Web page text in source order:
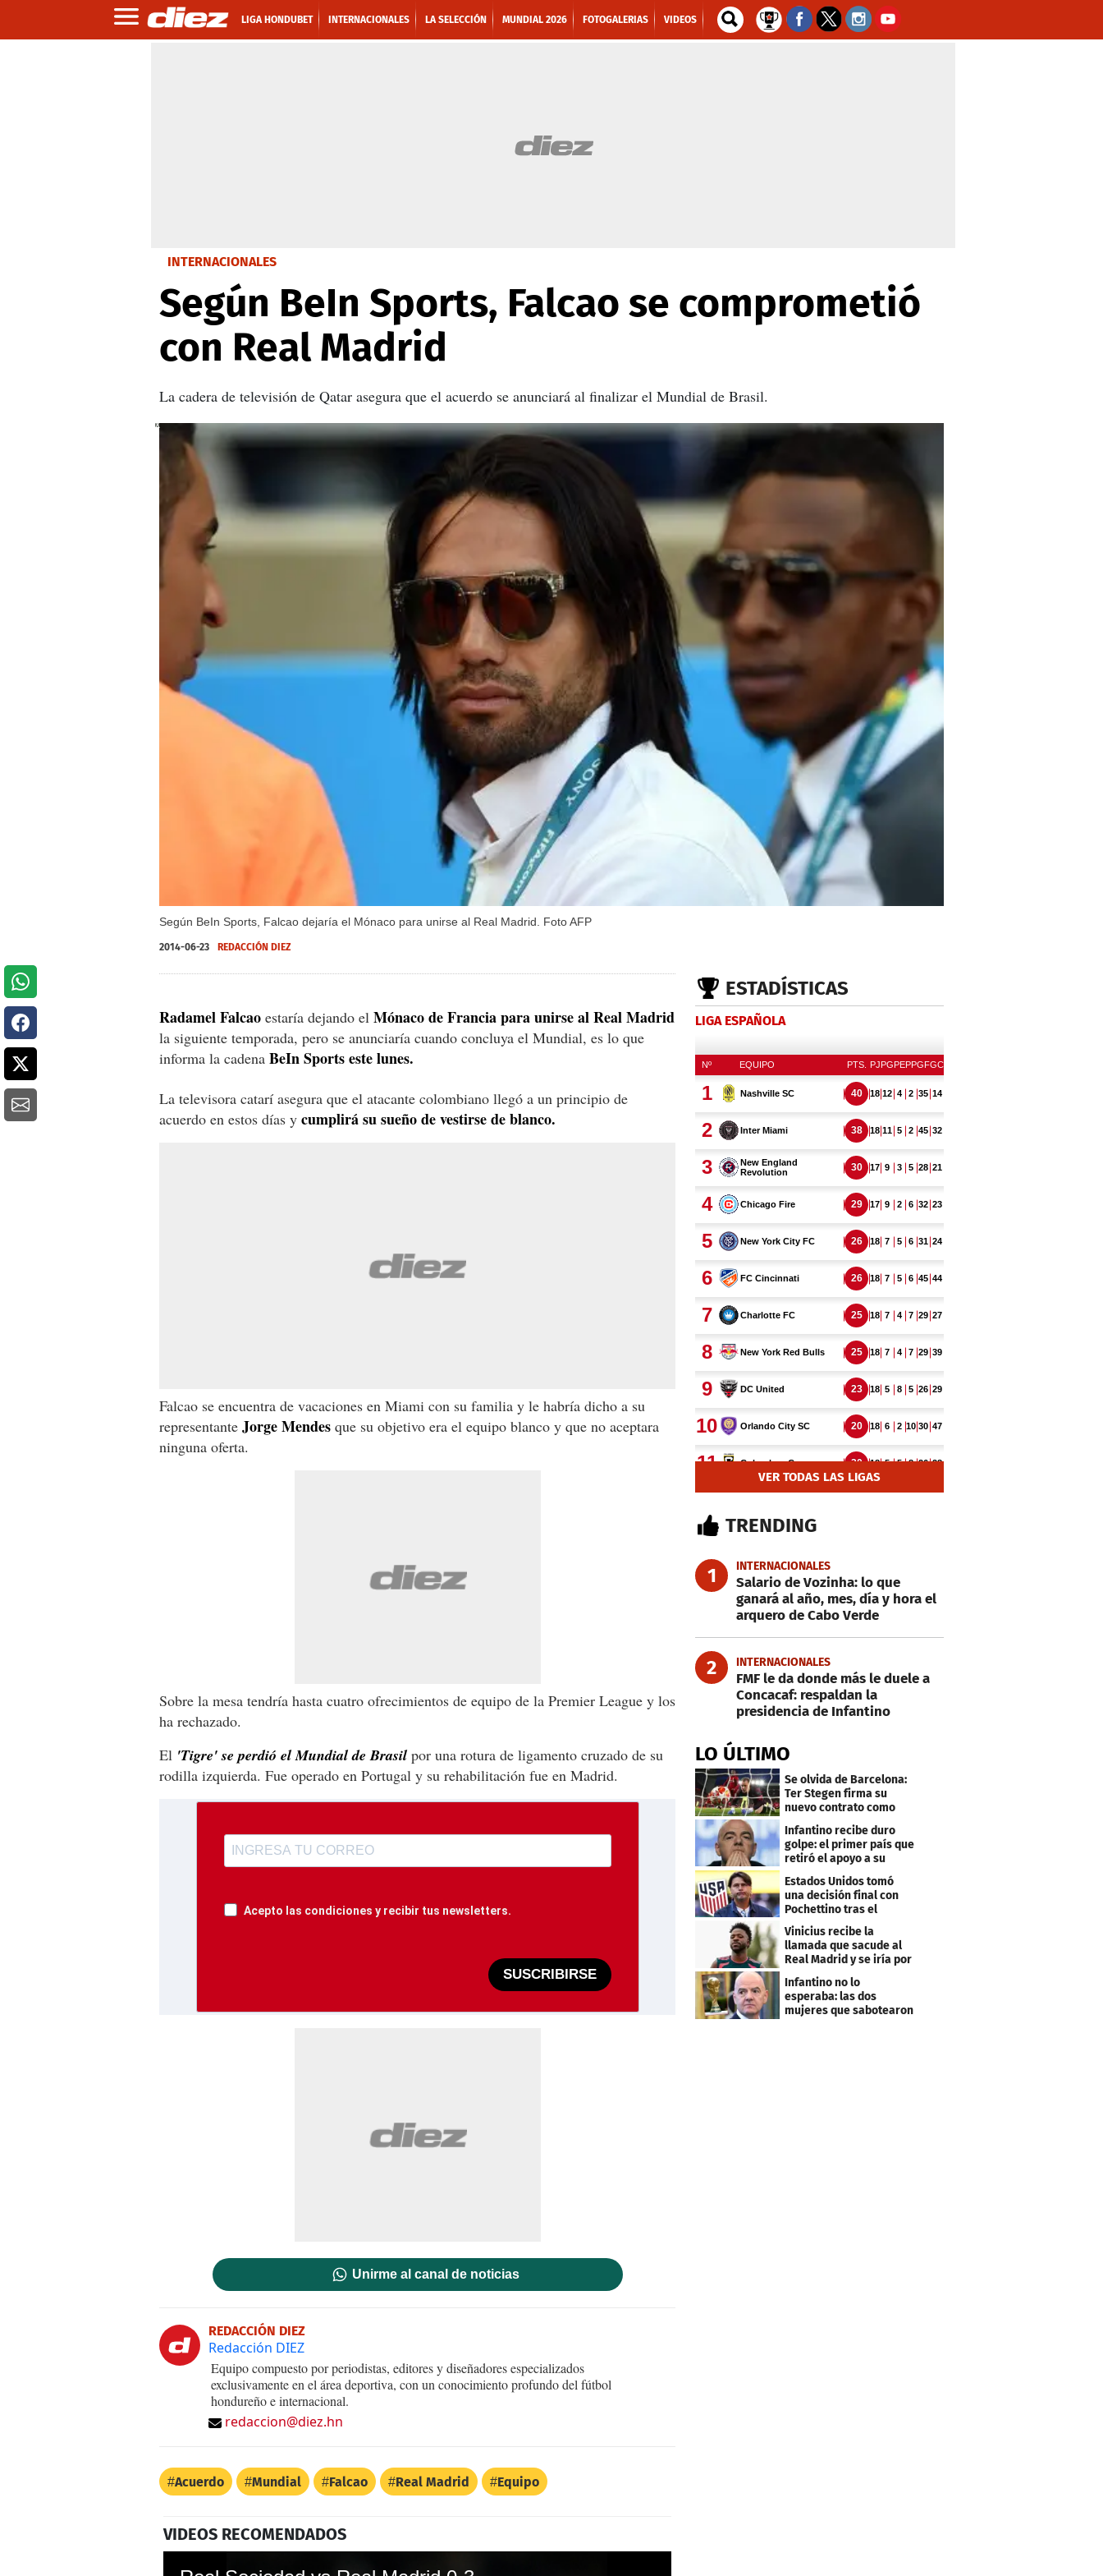
LIGA HONDUBET INTERNACIONALES LA SELECCIÓN MUNDIAL 2026 FOTOGALERIAS VIDEOS
INTERNACIONALES
Según BeIn Sports, Falcao se comprometió
con Real Madrid
La cadera de televisión de Qatar asegura que el acuerdo se anunciará al finalizar el Mundial de Brasil.
Según BeIn Sports, Falcao dejaría el Mónaco para unirse al Real Madrid. Foto AFP
X
2014-06-23 REDACCIÓN DIEZ
Radamel Falcao estaría dejando el Mónaco de Francia para unirse al Real Madrid
la siguiente temporada, pero se anunciaría cuando concluya el Mundial, es lo que
informa la cadena BeIn Sports este lunes.
La televisora catarí asegura que el atacante colombiano llegó a un principio de
acuerdo en estos días y cumplirá su sueño de vestirse de blanco.
Falcao se encuentra de vacaciones en Miami con su familia y le habría dicho a su
representante Jorge Mendes que su objetivo era el equipo blanco y que no aceptara
ninguna oferta.
Sobre la mesa tendría hasta cuatro ofrecimientos de equipo de la Premier League y los
ha rechazado.
El 'Tigre' se perdió el Mundial de Brasil por una rotura de ligamento cruzado de su
rodilla izquierda. Fue operado en Portugal y su rehabilitación fue en Madrid.
Acepto las condiciones y recibir tus newsletters.
SUSCRIBIRSE
Unirme al canal de noticias
REDACCIÓN DIEZ
Redacción DIEZ
Equipo compuesto por periodistas, editores y diseñadores especializados
exclusivamente en el área deportiva, con un conocimiento profundo del fútbol
hondureño e internacional.
redaccion@diez.hn
Acuerdo Mundial Falcao Real Madrid Equipo
VIDEOS RECOMENDADOS
ESTADÍSTICAS
LIGA ESPAÑOLA
VER TODAS LAS LIGAS
TRENDING
1 INTERNACIONALES
Salario de Vozinha: lo que
ganará al año, mes, día y hora el
arquero de Cabo Verde
2 INTERNACIONALES
FMF le da donde más le duele a
Concacaf: respaldan la
presidencia de Infantino
LO ÚLTIMO
Se olvida de Barcelona:
Ter Stegen firma su
nuevo contrato como
profesional
Infantino recibe duro
golpe: el primer país que
retiró el apoyo a su
Estados Unidos tomó
una decisión final con
Pochettino tras el
Mundial
Vinicius recibe la
llamada que sacude al
Real Madrid y se iría por
este salario
Infantino no lo
esperaba: las dos
mujeres que sabotearon